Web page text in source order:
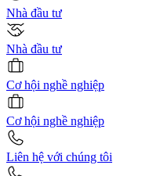
Nhà đầu tư
Nhà đầu tư
Cơ hội nghề nghiệp
Cơ hội nghề nghiệp
Liên hệ với chúng tôi